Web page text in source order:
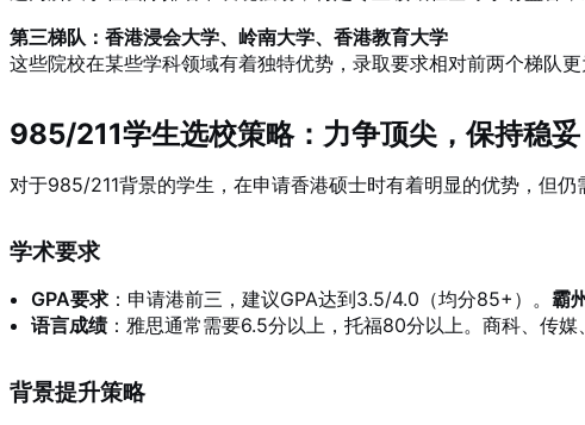
第三梯队：香港浸会大学、岭南大学、香港教育大学
这些院校在某些学科领域有着独特优势，录取要求相对前两个梯队更
985/211学生选校策略：力争顶尖，保持稳妥
对于985/211背景的学生，在申请香港硕士时有着明显的优势，但仍
学术要求
GPA要求 ：申请港前三，建议GPA达到3.5/4.0（均分85+）。 霸
语言成绩：雅思通常需要6.5分以上，托福80分以上。商科、传媒
背景提升策略